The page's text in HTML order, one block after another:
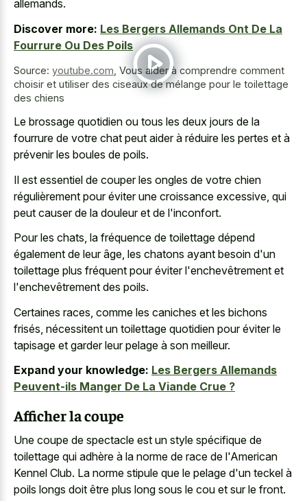
allemands.
Discover more: Les Bergers Allemands Ont De La
Fourrure Ou Des Poils
Source: youtube.com Vous aider à comprendre comment
choisir et utiliser des ciseaux de mélange pour le toilettage
des chiens
Le brossage quotidien ou tous les deux jours de la
fourrure de votre chat peut aider à réduire les pertes et à
prévenir les boules de poils.
Il est essentiel de couper les ongles de votre chien
régulièrement pour éviter une croissance excessive, qui
peut causer de la douleur et de l'inconfort.
Pour les chats, la fréquence de toilettage dépend
également de leur âge, les chatons ayant besoin d'un
toilettage plus fréquent pour éviter l'enchevêtrement et
l'enchevêtrement des poils.
Certaines races, comme les caniches et les bichons
frisés, nécessitent un toilettage quotidien pour éviter le
tapisage et garder leur pelage à son meilleur.
Expand your knowledge: Les Bergers Allemands
Peuvent-ils Manger De La Viande Crue ?
Afficher la coupe
Une coupe de spectacle est un style spécifique de
toilettage qui adhère à la norme de race de l'American
Kennel Club. La norme stipule que le pelage d'un teckel à
poils longs doit être plus long sous le cou et sur le front.